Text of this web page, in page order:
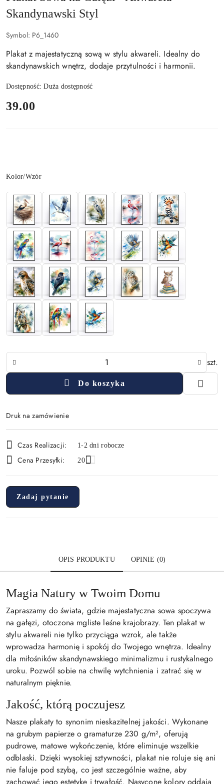
Skandynawski Styl
Symbol: P6_1460
Plakat z majestatyczną sową w stylu akwareli. Idealny do
skandynawskich wnętrz, dodaje przytulności i harmonii.
Dostępność:Duża dostępność
cena:
39.00
Wariant
Kolor/Wzór
szt.
Do koszyka
Druk na zamówienie
i
dostawa
Czas Realizacji: 1-2 dni robocze
Cena Przesyłki: 20
Zadaj pytanie
OPIS PRODUKTU OPINIE (0)
Magia Natury w Twoim Domu
Zapraszamy do świata, gdzie majestatyczna sowa spoczywa
na gałęzi, otoczona mgliste leśne krajobrazy. Ten plakat w
stylu akwareli nie tylko przyciąga wzrok, ale także
wprowadza harmonię i spokój do Twojego wnętrza. Idealny
dla miłośników skandynawskiego minimalizmu i rustykalnego
uroku. Pozwól sobie na chwilę wytchnienia i zatrać się w
naturalnym pięknie.
Jakość, którą poczujesz
Nasze plakaty to synonim nieskazitelnej jakości. Wykonane
na grubym papierze o gramaturze 230 g/m², oferują
pudrowe, matowe wykończenie, które eliminuje wszelkie
odblaski. Dzięki wysokiej sztywności, plakat nie roluje się ani
nie faluje pod szybą, co jest szczególnie ważne, aby